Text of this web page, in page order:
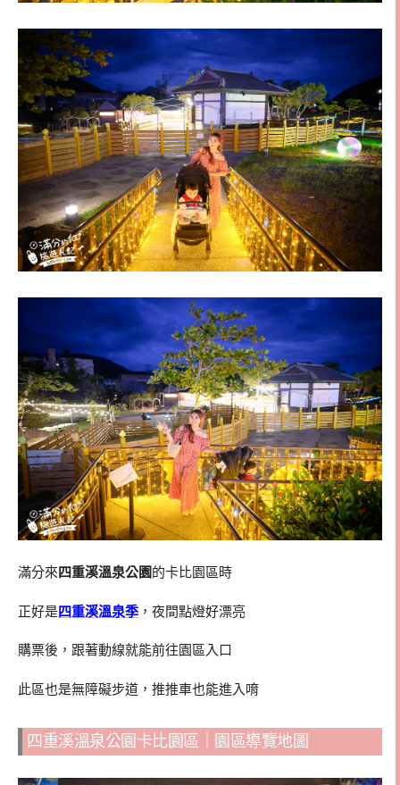
滿分來 四重溪溫泉公園的卡比園區時
正好是四重溪溫泉季 ，夜間點燈好漂亮
購票後，跟著動線就能前往園區入口
此區也是無障礙步道，推推車也能進入唷
四重溪溫泉公園卡比園區｜園區導覽地圖